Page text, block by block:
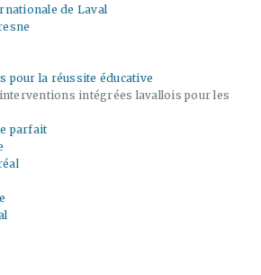
de Laval
pour la réussite éducative
intégrées lavallois pour les
parfait